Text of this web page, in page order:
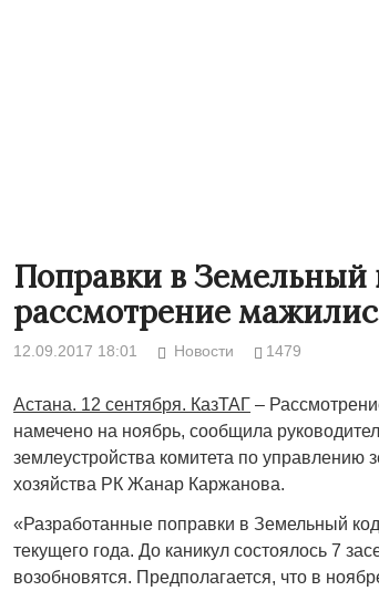
Поправки в Земельный
рассмотрение
12.09.2017 18:01 Новости 1479
Астана. 12 сентября. КазТАГ –
намечено на ноябрь, сообщила
землеустройства комитета по управлению
хозяйства РК Жанар Каржанова.
«Разработанные поправки в Земельный
текущего года. До каникул состоялось 7
возобновятся. Предполагается, что в
Народ выбрал
17.10.2024